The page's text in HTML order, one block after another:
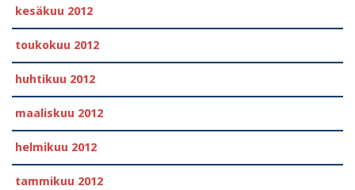
kesäkuu 2012
toukokuu 2012
huhtikuu 2012
maaliskuu 2012
helmikuu 2012
tammikuu 2012